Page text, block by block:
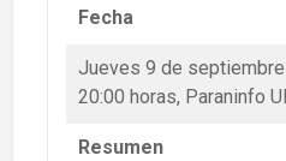
Fecha
Jueves 9 de
20:00 horas, Paraninfo
Resumen